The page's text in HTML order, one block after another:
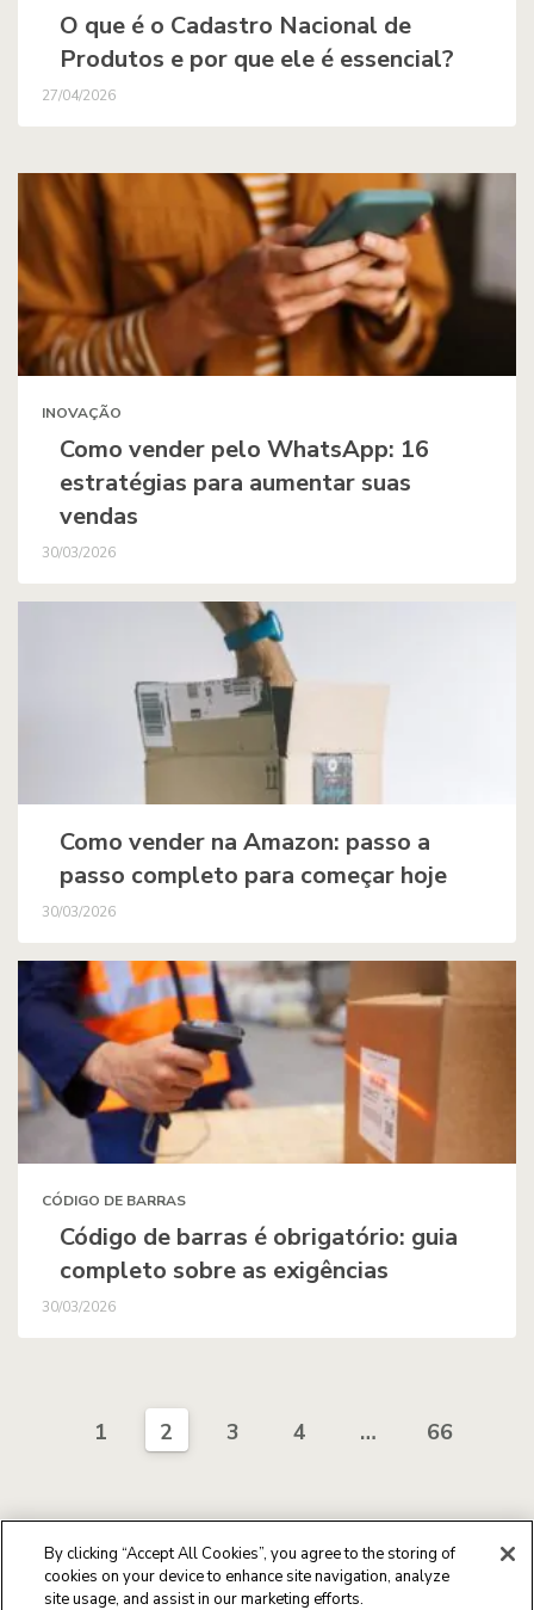
O que é o Cadastro Nacional de
Produtos e por que ele é essencial?
27/04/2026
INOVAÇÃO
Como vender pelo WhatsApp: 16
estratégias para aumentar suas
vendas
30/03/2026
Como vender na Amazon: passo a
passo completo para começar hoje
30/03/2026
CÓDIGO DE BARRAS
Código de barras é obrigatório: guia
completo sobre as exigências
30/03/2026
1 2 3 4 … 66
By clicking “Accept All Cookies”, you agree to the storing of
cookies on your device to enhance site navigation, analyze
site usage, and assist in our marketing efforts.